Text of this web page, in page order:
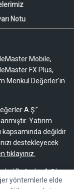
Notu
Mobile,
FX Plus,
Menkul Değerler'in
A.Ş.”
Yatırım
kapsamında değildir
destekleyecek
Değerler A.Ş.’ye
tarafından
yöntemlerle elde